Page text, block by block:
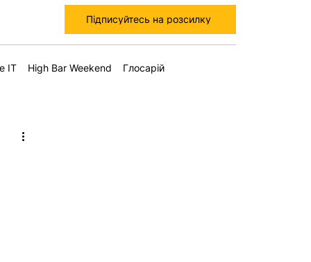
Підписуйтесь на розсилку
IT High Bar Weekend Глосарій